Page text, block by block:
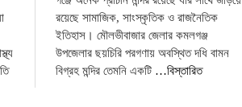
রয়েছে সামাজিক, সাংস্কৃতিক ও রাজনৈতিক
ইতিহাস। মৌলভীবাজার জেলার কমলগঞ্জ
উপজেলার ছয়চিরি পরগণায় অবস্থিত দধি বামন
বিগ্রহ মন্দির তেমনি একটি …বিস্তারিত